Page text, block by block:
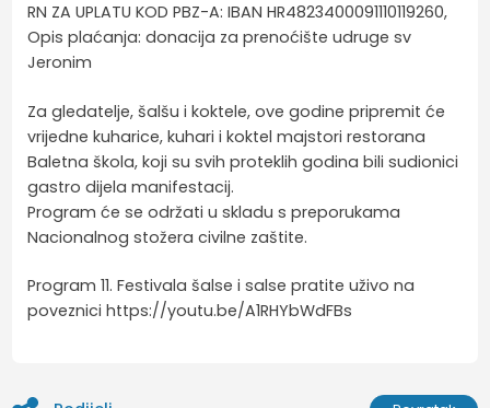
RN ZA UPLATU KOD PBZ-A: IBAN HR4823400091110119260,
Opis plaćanja: donacija za prenoćište udruge sv
Jeronim
Za gledatelje, šalšu i koktele, ove godine pripremit će
vrijedne kuharice, kuhari i koktel majstori restorana
Baletna škola, koji su svih proteklih godina bili sudionici
gastro dijela manifestacij.
Program će se održati u skladu s preporukama
Nacionalnog stožera civilne zaštite.
Program 11. Festivala šalse i salse pratite uživo na
poveznici https://youtu.be/A1RHYbWdFBs